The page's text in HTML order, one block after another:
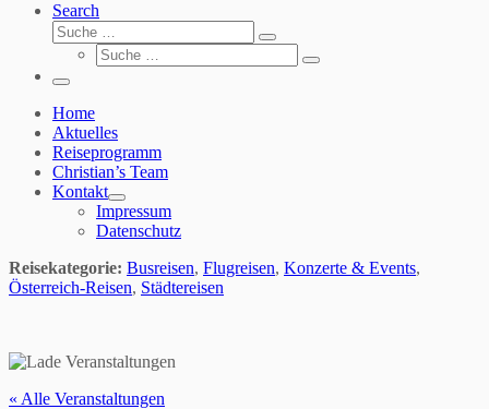
Search
Suche
Suche
Suche
Suche
Menü
Home
Aktuelles
Reiseprogramm
Christian’s Team
Kontakt
Impressum
Datenschutz
Reisekategorie: Busreisen, Flugreisen, Konzerte & Events,
Österreich-Reisen, Städtereisen
« Alle Veranstaltungen